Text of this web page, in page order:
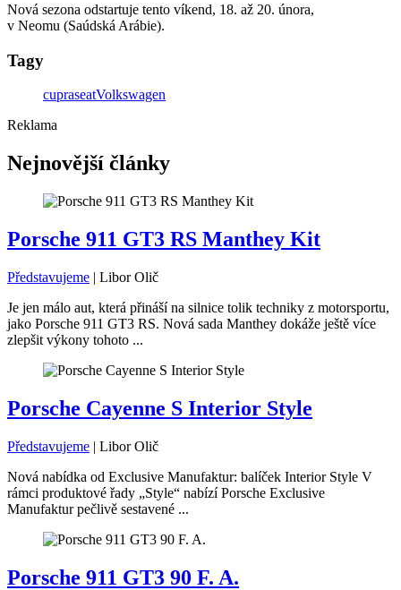
Nová sezona odstartuje tento víkend, 18. až 20. února,
v Neomu (Saúdská Arábie).
Tagy
cupraseatVolkswagen
Reklama
Nejnovější články
Porsche 911 GT3 RS Manthey Kit
Představujeme | Libor Olič
Je jen málo aut, která přináší na silnice tolik techniky z motorsportu,
jako Porsche 911 GT3 RS. Nová sada Manthey dokáže ještě více
zlepšit výkony tohoto ...
Porsche Cayenne S Interior Style
Představujeme | Libor Olič
Nová nabídka od Exclusive Manufaktur: balíček Interior Style V
rámci produktové řady „Style“ nabízí Porsche Exclusive
Manufaktur pečlivě sestavené ...
Porsche 911 GT3 90 F. A.